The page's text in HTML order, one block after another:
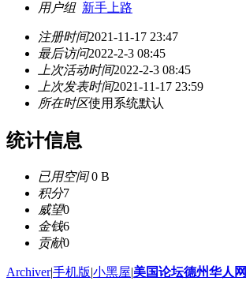
用户组 新手上路
注册时间2021-11-17 23:47
最后访问2022-2-3 08:45
上次活动时间2022-2-3 08:45
上次发表时间2021-11-17 23:59
所在时区使用系统默认
统计信息
已用空间0 B
积分7
威望0
金钱6
贡献0
Archiver|手机版|小黑屋|美国论坛德州华人网